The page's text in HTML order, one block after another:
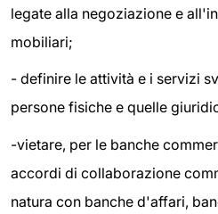
legate alla negoziazione e
mobiliari;
- definire le attività e i servizi
persone fisiche e quelle
-vietare, per le banche
accordi di collaborazione
natura con banche d'affari,